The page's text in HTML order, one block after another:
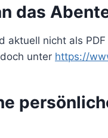
das
aktuell nicht als
unter https://